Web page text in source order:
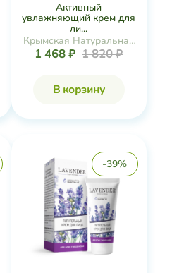
Активный
увлажняющий крем для
ли...
Крымская Натуральная
Коллекция
1 468 ₽ 1 820 ₽
В корзину
-39%